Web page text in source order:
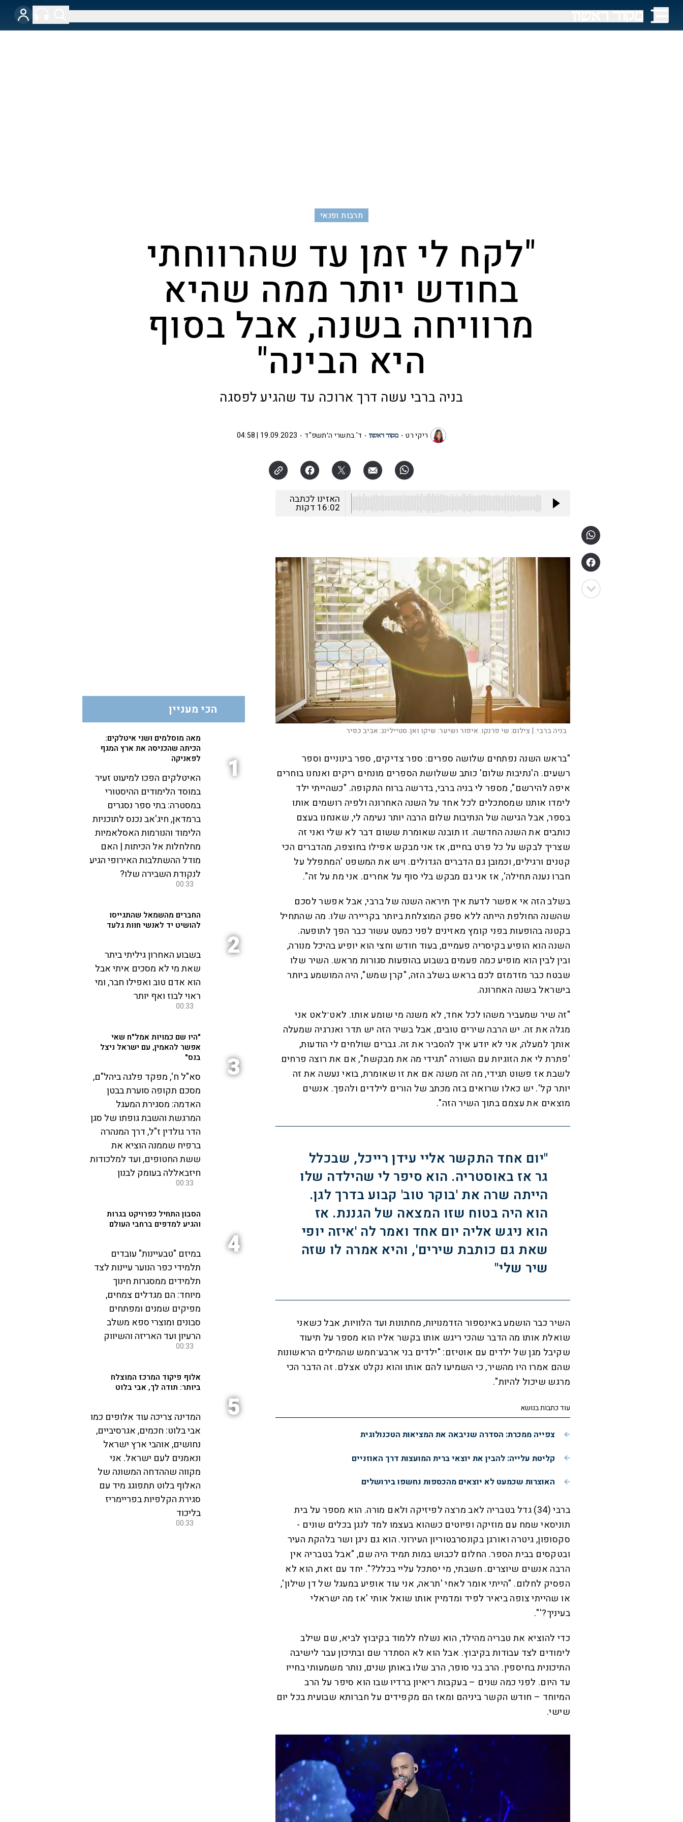
תרבות ופנאי
"לקח לי זמן עד שהרווחתי
בחודש יותר ממה שהיא
מרוויחה בשנה, אבל בסוף
היא הבינה"
בניה ברבי עשה דרך ארוכה עד שהגיע לפסגה
ריקי רט ד' בתשרי ה׳תשפ"ד 19.09.2023 | 04:58
האזינו לכתבה
16:02 דקות
בניה ברבי. | צילום:שי פרנקו. איפור ושיער: שיקו ואן. סטיילינג: אביב כפיר
"בראש השנה נפתחים שלושה ספרים: ספר צדיקים, ספר בינוניים וספר
רשעים. ה'נתיבות שלום' כותב ששלושת הספרים מונחים ריקים ואנחנו בוחרים
איפה להירשם", מספר לי בניה ברבי, בדרשה ברוח התקופה. "כשהייתי ילד
לימדו אותנו שמסתכלים לכל אחד על השנה האחרונה ולפיה רושמים אותו
בספר, אבל הגישה של הנתיבות שלום הרבה יותר נעימה לי, שאנחנו בעצם
כותבים את השנה החדשה. זו תובנה שאומרת ששום דבר לא שלי ואני זה
שצריך לבקש על כל פרט בחיים, אז אני מבקש אפילו בחוצפה, מהדברים הכי
קטנים ורגילים, וכמובן גם הדברים הגדולים. ויש את המשפט 'המתפלל על
חברו נענה תחילה', אז אני גם מבקש בלי סוף על אחרים. אני מת על זה".
בשלב הזה אי אפשר לדעת איך תיראה השנה של ברבי, אבל אפשר לסכם
שהשנה החולפת הייתה ללא ספק המוצלחת ביותר בקריירה שלו. מה שהתחיל
בקטנה בהופעות בפני קומץ מאזינים לפני כמעט עשור כבר הפך לתופעה.
השנה הוא הופיע בקיסריה פעמיים, בעוד חודש וחצי הוא יופיע בהיכל מנורה,
ובין לבין הוא מופיע כמה פעמים בשבוע בהופעות סגורות מראש. השיר שלו
שבטח כבר מזדמזם לכם בראש בשלב הזה, "קרן שמש", היה המושמע ביותר
בישראל בשנה האחרונה.
"זה שיר שמעביר משהו לכל אחד, לא משנה מי שומע אותו. לאט־לאט אני
מגלה את זה. יש הרבה שירים טובים, אבל בשיר הזה יש תדר ואנרגיה שמעלה
אותך למעלה, אני לא יודע איך להסביר את זה. גברים שולחים לי הודעות,
'פתרת לי את הזוגיות עם השורה "תגידי מה את מבקשת", אם את רוצה פרחים
לשבת אז פשוט תגידי, מה זה משנה אם את זו שאומרת, בואי נעשה את זה
יותר קל'. יש כאלו שרואים בזה מכתב של הורים לילדים ולהפך. אנשים
מוצאים את עצמם בתוך השיר הזה".
"יום אחד התקשר אליי עידן רייכל, שבכלל
גר אז באוסטריה. הוא סיפר לי שהילדה שלו
הייתה שרה את 'בוקר טוב' קבוע בדרך לגן.
הוא היה בטוח שזו המצאה של הגננת. אז
הוא ניגש אליה יום אחד ואמר לה 'איזה יופי
שאת גם כותבת שירים', והיא אמרה לו שזה
שיר שלי"
השיר כבר הושמע באינספור הזדמנויות, מחתונות ועד הלוויות, אבל כשאני
שואלת אותו מה הדבר שהכי ריגש אותו בקשר אליו הוא מספר על תיעוד
שקיבל מגן של ילדים עם אוטיזם: "ילדים בני ארבע־חמש שהמילים הראשונות
שהם אמרו היו מהשיר, כי השמיעו להם אותו והוא נקלט אצלם. זה הדבר הכי
מרגש שיכול להיות".
עוד כתבות בנושא
צפייה ממכרת: הסדרה שניבאה את המציאות הטכנולוגית
קליטת עלייה: להבין את יוצאי ברית המועצות דרך האוזניים
האוצרות שכמעט לא יוצאים מהכספות נחשפו בירושלים
ברבי (34) גדל בטבריה לאב מרצה לפיזיקה ולאם מורה. הוא מספר על בית
תוניסאי שמח עם מוזיקה ופיוטים כשהוא בעצמו למד לנגן בכלים שונים -
סקסופון, גיטרה ואורגן בקונסרבטוריון העירוני. הוא גם ניגן ושר בלהקת העיר
ובטקסים בבית הספר. החלום לכבוש במות תמיד היה שם, "אבל בטבריה אין
הרבה אנשים שיוצרים. חשבתי, מי יסתכל עליי בכלל?". יחד עם זאת, הוא לא
הפסיק לחלום. "הייתי אומר לאחי 'תראה, אני עוד אופיע במעגל של דן שילון',
או שהייתי צופה ביאיר לפיד ומדמיין אותו שואל אותי 'אז מה ישראלי
בעיניך?'".
כדי להוציא את טבריה מהילד, הוא נשלח ללמוד בקיבוץ לביא, שם שילב
לימודים לצד עבודות בקיבוץ. אבל הוא לא הסתדר שם ובתיכון עבר לישיבה
התיכונית בחיספין. הרב בני סופר, הרב שלו באותן שנים, נותר משמעותי בחייו
עד היום. לפני כמה שנים – בעקבות ריאיון ברדיו שבו הוא סיפר על הרב
המיוחד – חודש הקשר ביניהם ומאז הם מקפידים על חברותא שבועית בכל יום
שישי.
הכי מעניין
1
מאה מוסלמים ושני איטלקים:
הכיתה שהכניסה את ארץ המגף
לפאניקה
האיטלקים הפכו למיעוט זעיר
במוסד הלימודים ההיסטורי
במסטרה: בתי ספר נסגרים
ברמדאן, חיג'אב נכנס לתוכניות
הלימוד והנורמות האסלאמיות
מחלחלות אל הכיתות | האם
מודל ההשתלבות האירופי הגיע
לנקודת השבירה שלו?
00:33
2
החברים מהשמאל שהתגייסו
להושיט יד לאנשי חוות גלעד
בשבוע האחרון גיליתי ביתר
שאת מי לא מסכים איתי אבל
הוא אדם טוב ואפילו חבר, ומי
ראוי לבוז ואף יותר
00:33
3
"היו שם כמויות אמל"ח שאי
אפשר להאמין, עם ישראל ניצל
בנס"
סא"ל ח', מפקד פלגה ביהל"ם,
מסכם תקופה סוערת בבטן
האדמה: מסגירת המעגל
המרגשת והשבת גופתו של סגן
הדר גולדין ז"ל, דרך המנהרה
ברפיח שממנה הוציא את
ששת החטופים, ועד למלכודות
חיזבאללה בעומק לבנון
00:33
4
הסבון התחיל כפרויקט בגרות
והגיע למדפים ברחבי העולם
במיזם "טבעיינות" עובדים
תלמידי כפר הנוער עיינות לצד
תלמידים ממסגרות חינוך
מיוחד: הם מגדלים צמחים,
מפיקים שמנים ומפתחים
סבונים ומוצרי ספא משלב
הרעיון ועד האריזה והשיווק
00:33
5
אלוף פיקוד המרכז המוצלח
ביותר: תודה לך, אבי בלוט
המדינה צריכה עוד אלופים כמו
אבי בלוט: חכמים, אגרסיביים,
נחושים, אוהבי ארץ ישראל
ונאמנים לעם ישראל. אני
מקווה שההדחה המשונה של
האלוף בלוט תתפוגג מיד עם
סגירת הקלפיות בפריימריז
בליכוד
00:33